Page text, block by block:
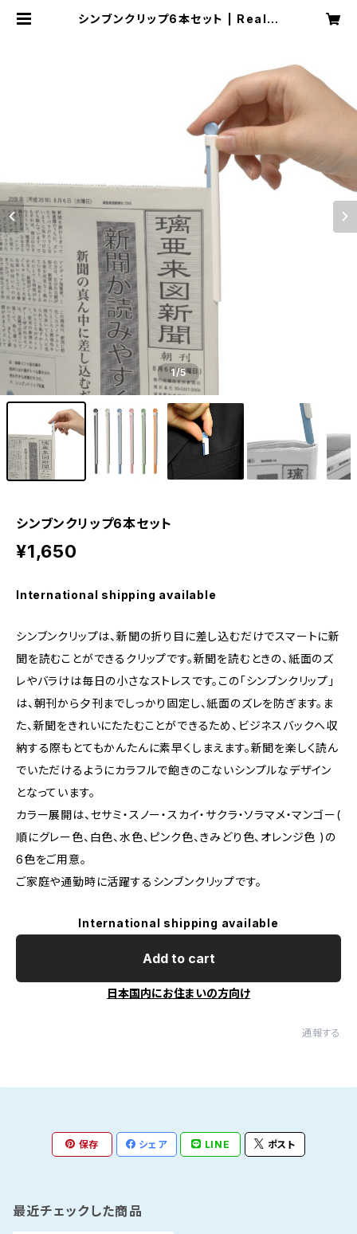
シンブンクリップ6本セット | Realiz
1/5
シンブンクリップ6本セット
¥1,650
International shipping available
シンブンクリップは、新聞の折り目に差し込むだけでスマートに新
聞を読むことができるクリップです。新聞を読むときの、紙面のズ
レやバラけは毎日の小さなストレスです。この「シンブンクリップ」
は、朝刊から夕刊までしっかり固定し、紙面のズレを防ぎます。ま
た、新聞をきれいにたたむことができるため、ビジネスバックへ収
納する際もとてもかんたんに素早くしまえます。新聞を楽しく読ん
でいただけるようにカラフルで飽きのこないシンプルなデザイン
となっています。
カラー展開は、セサミ・スノー・スカイ・サクラ・ソラマメ・マンゴー(
順にグレー色、白色、水色、ピンク色、きみどり色、オレンジ色 )の
6色をご用意。
ご家庭や通勤時に活躍するシンブンクリップです。
International shipping available
Add to cart
日本国内にお住まいの方向け
通報する
保存 シェア LINE ポスト
最近チェックした商品